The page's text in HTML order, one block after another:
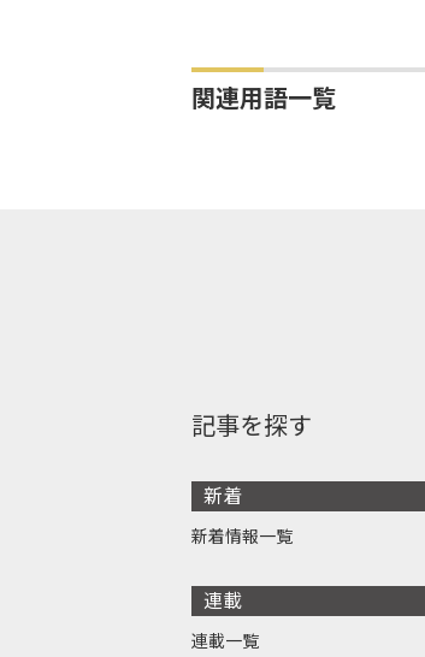
関連用語一覧
記事を探す
新着
新着情報一覧
連載
連載一覧